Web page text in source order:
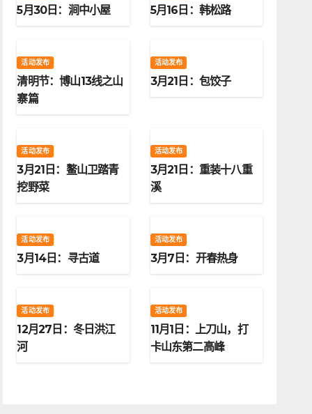
5月30日：涧中小屋 5月16日：韩松路
活动发布
清明节：博山13线之山
寨篇
活动发布
3月21日：包饺子
活动发布
3月21日：鳌山卫踏青
挖野菜
活动发布
3月21日：重装十八重
溪
活动发布
3月14日：寻古道
活动发布
3月7日：开春热身
活动发布
12月27日：冬日洪江
河
活动发布
11月1日：上刀山，打
卡山东第二高峰